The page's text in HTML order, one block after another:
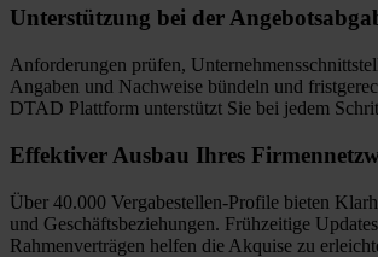
Unterstützung bei der
Anforderungen prüfen,
Angaben und Nachweise bündeln und
DTAD Plattform unterstützt Sie bei jedem
Effektiver Ausbau Ihres
Über 40.000 Vergabestellen-Profile bieten
und Geschäftsbeziehungen. Frühzeitige
Rahmenverträgen helfen die Akquise zu